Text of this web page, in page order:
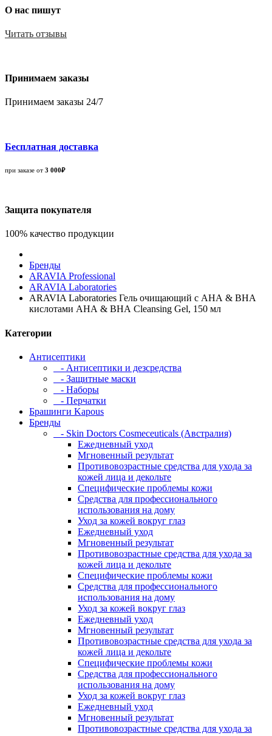
О нас пишут
Читать отзывы
Принимаем заказы
Принимаем заказы 24/7
Бесплатная доставка
при заказе от 3 000₽
Защита покупателя
100% качество продукции
Бренды
ARAVIA Professional
ARAVIA Laboratories
ARAVIA Laboratories Гель очищающий с АНА & ВНА
кислотами АНА & ВНА Cleansing Gel, 150 мл
Категории
Антисептики
- Антисептики и дезсредства
- Защитные маски
- Наборы
- Перчатки
Брашинги Kapous
Бренды
- Skin Doctors Cosmeceuticals (Австралия)
Ежедневный уход
Мгновенный результат
Противовозрастные средства для ухода за
кожей лица и декольте
Специфические проблемы кожи
Средства для профессионального
использования на дому
Уход за кожей вокруг глаз
Ежедневный уход
Мгновенный результат
Противовозрастные средства для ухода за
кожей лица и декольте
Специфические проблемы кожи
Средства для профессионального
использования на дому
Уход за кожей вокруг глаз
Ежедневный уход
Мгновенный результат
Противовозрастные средства для ухода за
кожей лица и декольте
Специфические проблемы кожи
Средства для профессионального
использования на дому
Уход за кожей вокруг глаз
Ежедневный уход
Мгновенный результат
Противовозрастные средства для ухода за